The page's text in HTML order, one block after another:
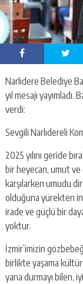
Narlıdere Belediye
yıl mesajı
verdi:
Sevgili Narlıdereli
2025 yılını geride
bir heyecan, umut
karşılarken umudu
olduğuna yürekten
irade ve güçlü bir
yoktur.
İzmir’imizin
birlikte yaşama
yana durmayı bilen,